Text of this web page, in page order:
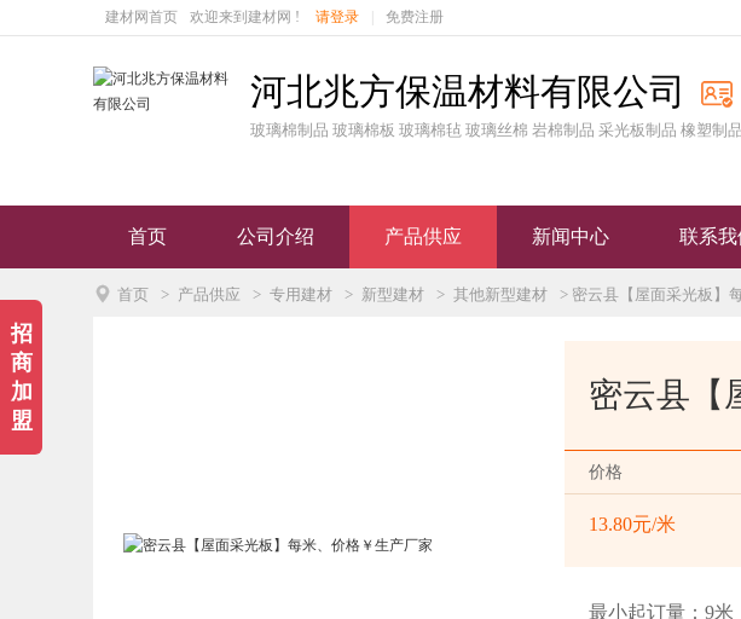
建材网首页 欢迎来到建材网 ! 请登录 免费注册
河北兆方保温材料有限公司
玻璃棉制品 玻璃棉板 玻璃棉毡 玻璃丝棉 岩棉制品 采光板制品 橡塑制品
首页 公司介绍 产品供应 新闻中心 联系我
 首页 > 产品供应 > 专用建材 > 新型建材 > 其他新型建材 > 密云县【屋面采光板】
密云县【
价格
13.80元/米
最小起订量：9米
招
商
加
盟